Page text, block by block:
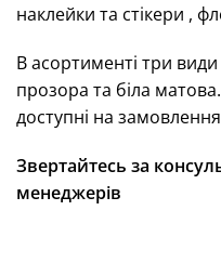
наклейки та стікери ,
В асортименті три види
прозора та біла
доступні на
Звертайтесь за
менеджерів